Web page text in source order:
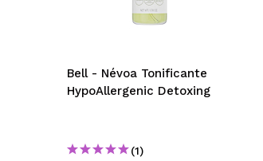
Bell - Névoa Tonificante
HypoAllergenic Detoxing
(1)